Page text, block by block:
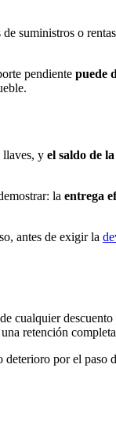
de suministros o
pendiente puede
llaves, y el saldo de
la entrega
antes de exigir la
cualquier descuento
retención
por el paso